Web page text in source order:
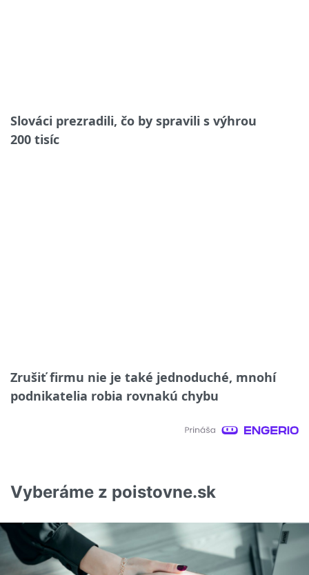
Slováci prezradili, čo by spravili s výhrou
200 tisíc
Zrušiť firmu nie je také jednoduché, mnohí
podnikatelia robia rovnakú chybu
Vyberáme z poistovne.sk